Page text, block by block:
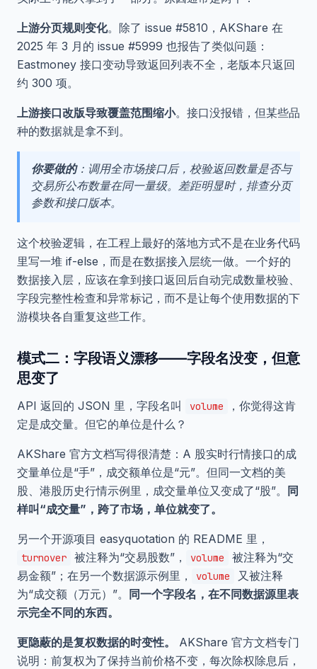
上游分页规则变化。除了 issue #5810，AKShare 在
2025 年 3 月的 issue #5999 也报告了类似问题：
Eastmoney 接口变动导致返回列表不全，老版本只返回
约 300 项。
上游接口改版导致覆盖范围缩小。接口没报错，但某些品
种的数据就是拿不到。
你要做的：调用全市场接口后，校验返回数量是否与
交易所公布数量在同一量级。差距明显时，排查分页
参数和接口版本。
这个校验逻辑，在工程上最好的落地方式不是在业务代码
里写一堆 if-else，而是在数据接入层统一做。一个好的
数据接入层，应该在拿到接口返回后自动完成数量校验、
字段完整性检查和异常标记，而不是让每个使用数据的下
游模块各自重复这些工作。
模式二：字段语义漂移——字段名没变，但意
思变了
API 返回的 JSON 里，字段名叫 volume
，你觉得这肯
定是成交量。但它的单位是什么？
AKShare 官方文档写得很清楚：A 股实时行情接口的成
交量单位是“手”，成交额单位是“元”。但同一文档的美
股、港股历史行情示例里，成交量单位又变成了“股”。
同
样叫“成交量”，跨了市场，单位就变了。
另一个开源项目 easyquotation 的 README 里，
turnover 被注释为“交易股数”， volume
被注释为“交
易金额”；在另一个数据源示例里，
volume
又被注释
为“成交额（万元）”。
同一个字段名，在不同数据源里表
示完全不同的东西。
更隐蔽的是复权数据的时变性。
AKShare 官方文档专门
说明：前复权为了保持当前价格不变，每次除权除息后，